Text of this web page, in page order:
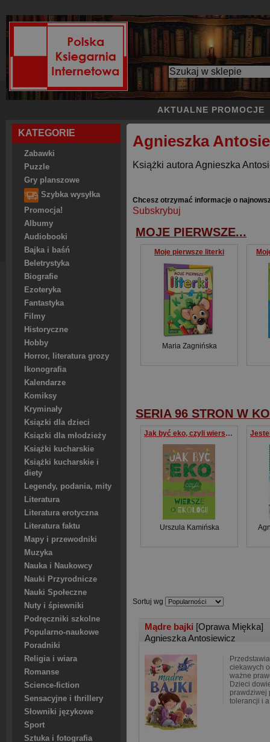
AKTUALNE PROMOCJE
KATEGORIE
Zabawki
Puzzle
Gry planszowe
Szybka wysyłka
Promocja!
Albumy
Audiobooki
Bajka i baśń
Beletrystyka
Biografie
Ezoteryka
Fantastyka
Filmy
Historyczne
Hobby
Horror, literatura grozy
Ikonografia
Kalendarze
Komiksy
Kryminały
Ksiązki dla dzieci
Ksiązki dla młodzieży
Książki kucharskie
Książki kucharskie i
diety
Legendy, podania, mity
Literatura
Literatura erotyczna
Literatura faktu
Mapy i przewodniki
Muzyka
Nauka i Naukowcy
Nauki Przyrodnicze
Nauki Społeczne
Nuty i śpiewniki
Podręczniki szkolne
Popularno-naukowe
Poradniki
Religia i wiara
Romanse
Science-fiction
Sensacyjne i thrillery
Słowniki językowe
Sport
Sztuka i fotografia
Agnieszka
Książki autora Agnieszka
Chcesz otrzymać informacje o
Subskrybuj
MOJE PIERWSZE...
Moje pierwsze literki
Maria Zagnińska
SERIA 96 STRON W
Jak być eko, czyli wiersze o ekologii
Urszula Kamińska
Sortuj wg
Mądre bajki [Oprawa Miękka]
Agnieszka Antosiewicz
ciekawych
ważne
Dzieci
prawdziwej
tolerancji i a